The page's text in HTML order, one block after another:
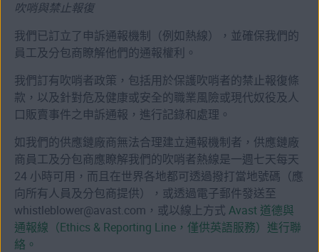
吹哨與禁止報復
我們已訂立了申訴通報機制（例如熱線），並確保我們的
員工及分包商瞭解他們的通報權利。
我們訂有吹哨者政策，包括用於保護吹哨者的禁止報復條
款，以及針對危及健康或安全的職業風險或現代奴役及人
口販賣事件之申訴通報，進行記錄和處理。
如我們的供應鏈廠商無法合理建立通報機制者，供應鏈廠
商員工及分包商應瞭解我們的吹哨者熱線是一週七天每天
24 小時可用，而且在世界各地都可透過撥打當地號碼（應
向所有人員及分包商提供），或透過電子郵件發送至
whistleblower@avast.com，或以線上方式 Avast 道德與
通報線（Ethics & Reporting Line，僅供英語服務）進行聯
絡。